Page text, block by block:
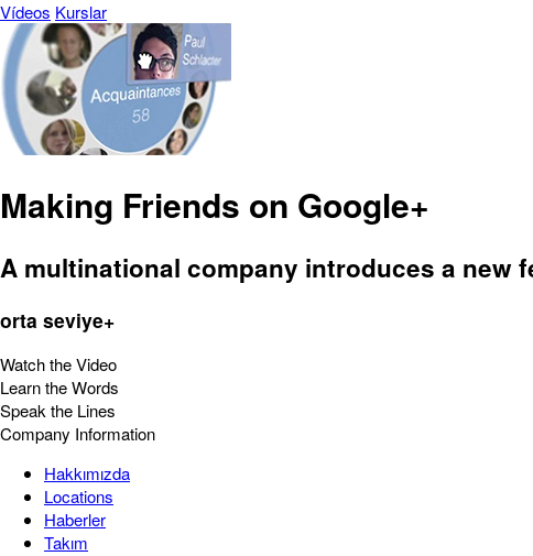
Vídeos Kurslar
Making Friends on Google+
A multinational company introduces a new
orta seviye+
Watch the Video
Learn the Words
Speak the Lines
Company Information
Hakkımızda
Locations
Haberler
Takım